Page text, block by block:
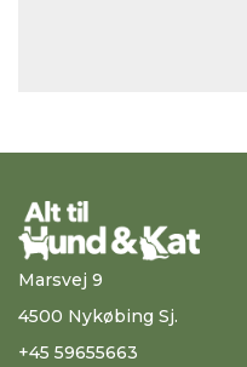
Marsvej 9
4500 Nykøbing Sj.
+45 59655663